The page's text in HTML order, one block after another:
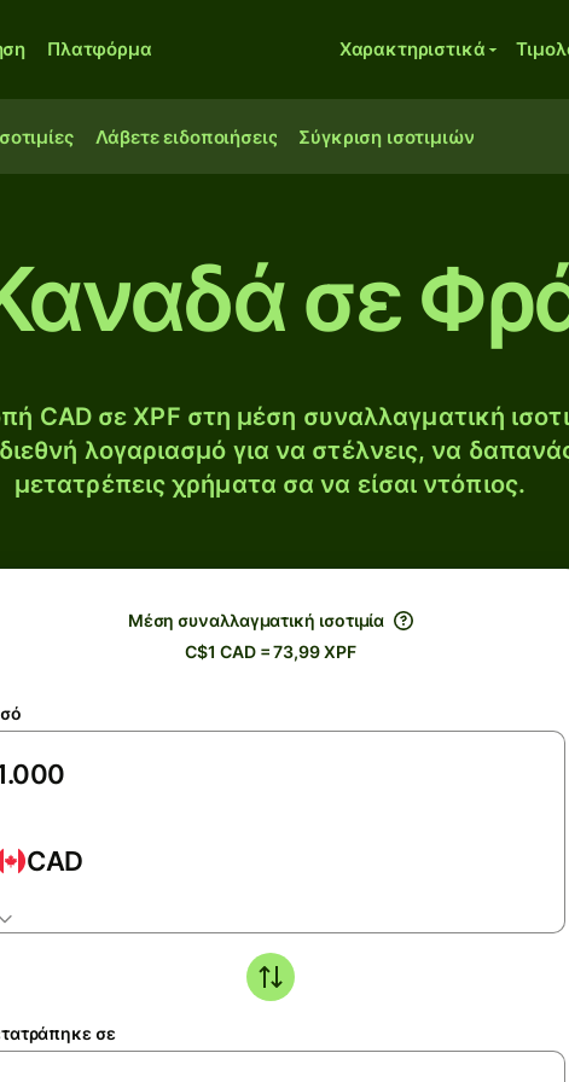
Πλατφόρμα Χαρακτηριστικά
Λάβετε ειδοποιήσεις Σύγκριση ισοτιμιών
σε
CAD σε XPF στη μέση συναλλαγματική
λογαριασμό για να στέλνεις, να
μετατρέπεις χρήματα σα να είσαι ντόπιος.
Μέση συναλλαγματική ισοτιμία
C$1 CAD = 73,99 XPF
CAD
σε